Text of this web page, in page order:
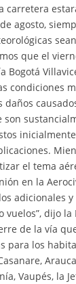
carretera
agosto,
que el
Bogotá
condiciones
daños
el tema
en la
adicionales y
vuelos”, dijo
de la vía
para los
Vaupés, la